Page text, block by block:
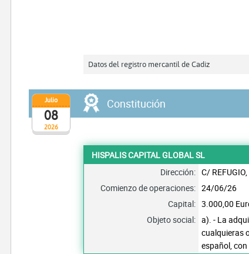
Datos del registro mercantil de Cadiz
2026
Julio
08
Constitución
HISPALIS CAPITAL GLOBAL SL
Dirección: C/
Comienzo de operaciones: 24/06/26
Capital: 3.000,00
Objeto social: a). - La
cualquieras
español,